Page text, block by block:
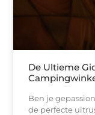
De Ultieme
Ben je
de perfecte